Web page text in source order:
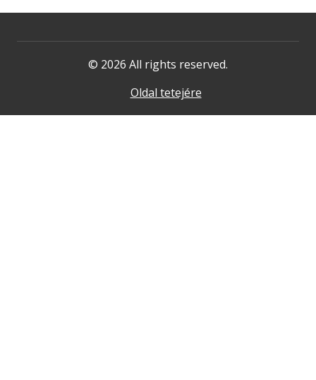
© 2026 All rights reserved.
Oldal tetejére